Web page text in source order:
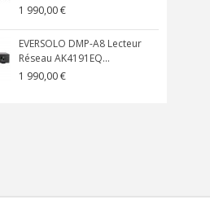
1 990,00 €
EVERSOLO DMP-A8 Lecteur
Réseau AK4191EQ...
1 990,00 €